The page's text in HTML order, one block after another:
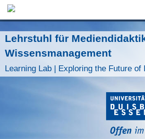
Lehrstuhl für
Wissensmanagement
Learning Lab | Exploring the Future of